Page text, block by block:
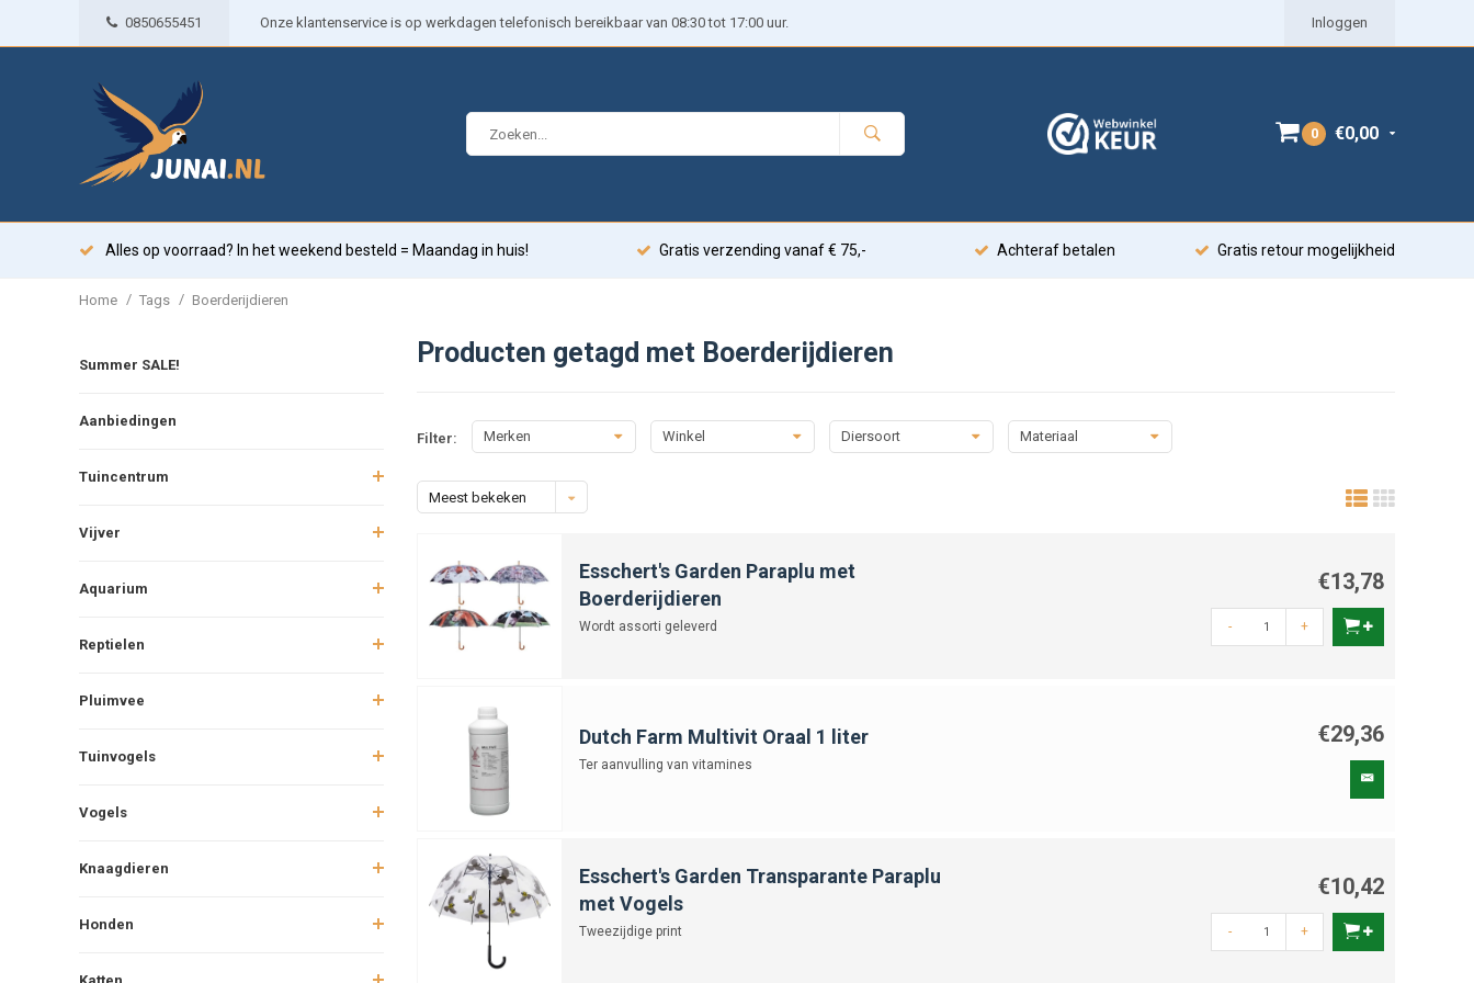
0850655451 Onze klantenservice is op werkdagen telefonisch bereikbaar van 08:30 tot 17:00 uur. Inloggen
0 €0,00
Alles op voorraad? In het weekend besteld = Maandag in huis! Gratis verzending vanaf € 75,- Achteraf betalen Gratis retour mogelijkheid
Home / Tags / Boerderijdieren
Summer SALE!
Aanbiedingen
Tuincentrum
Vijver
Aquarium
Reptielen
Pluimvee
Tuinvogels
Vogels
Knaagdieren
Honden
Producten getagd met Boerderijdieren
Filter: Merken Winkel Diersoort Materiaal
Meest bekeken
Esschert's Garden Paraplu met
Boerderijdieren
Wordt assorti geleverd
€13,78
- +
Dutch Farm Multivit Oraal 1 liter
Ter aanvulling van vitamines
€29,36
Esschert's Garden Transparante Paraplu
met Vogels
Tweezijdige print
€10,42
- +